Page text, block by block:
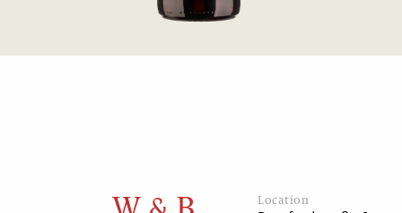
Location